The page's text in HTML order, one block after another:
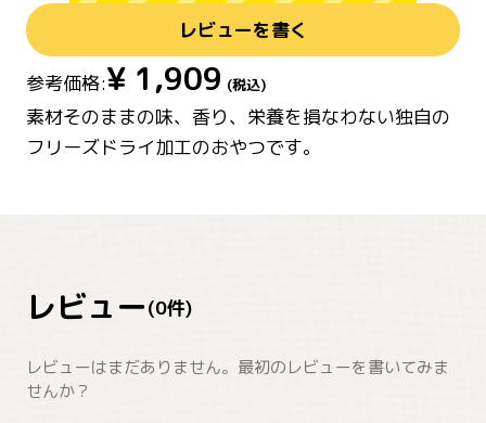
レビューを書く
参考価格:¥ 1,909 (税込)
素材そのままの味、香り、栄養を損なわない独自の
フリーズドライ加工のおやつです。
レビュー(0件)
レビューはまだありません。最初のレビューを書いてみま
せんか？